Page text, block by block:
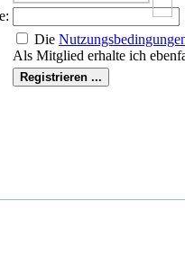
Die
Als Mitglied erhalte ich